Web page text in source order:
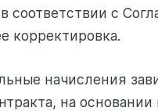
в соответствии с
корректировка.
начисления
на основании